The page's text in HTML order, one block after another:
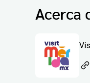
Acerca